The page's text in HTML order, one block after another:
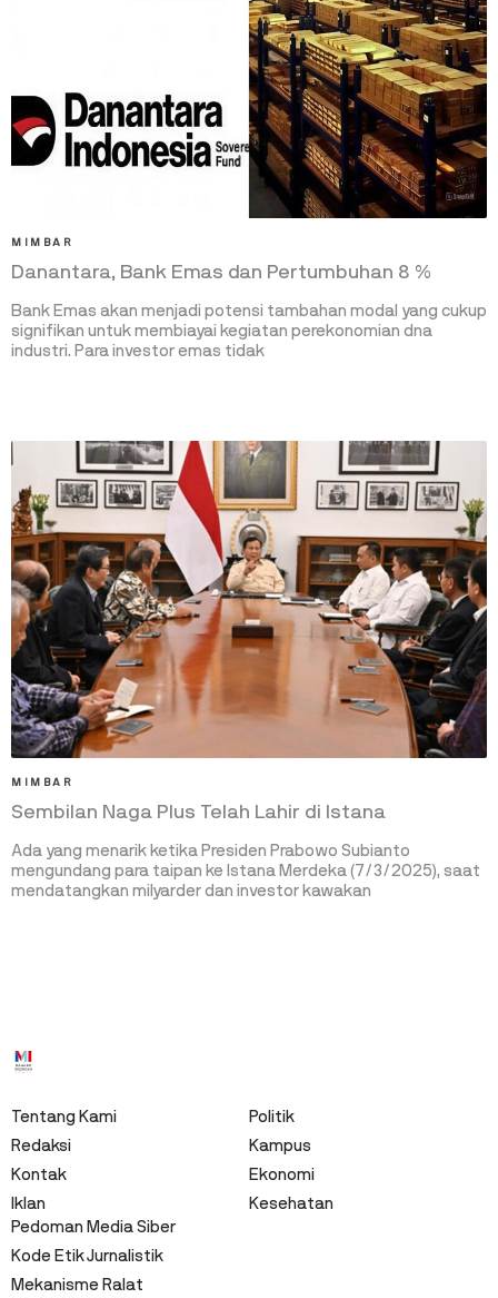
MIMBAR
Danantara, Bank Emas dan Pertumbuhan 8 %
Bank Emas akan menjadi potensi tambahan modal yang cukup
signifikan untuk membiayai kegiatan perekonomian dna
industri. Para investor emas tidak
MIMBAR
Sembilan Naga Plus Telah Lahir di Istana
Ada yang menarik ketika Presiden Prabowo Subianto
mengundang para taipan ke Istana Merdeka (7/3/2025), saat
mendatangkan milyarder dan investor kawakan
Tentang Kami
Redaksi
Kontak
Iklan
Politik
Kampus
Ekonomi
Kesehatan
Pedoman Media Siber
Kode Etik Jurnalistik
Mekanisme Ralat